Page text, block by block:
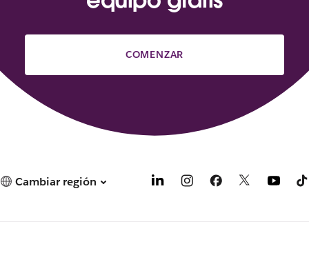
COMENZAR
Cambiar región